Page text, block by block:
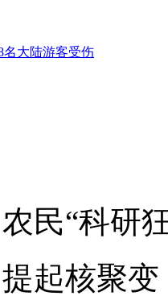
名大陆游客受伤
派
被批评教育
“科研狂
核聚变